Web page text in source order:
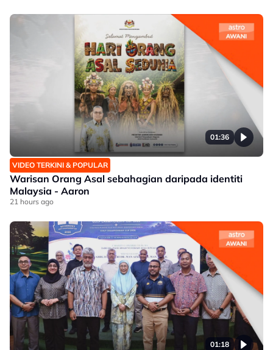
01:36
VIDEO TERKINI & POPULAR
Warisan Orang Asal sebahagian daripada identiti
Malaysia - Aaron
21 hours ago
01:18